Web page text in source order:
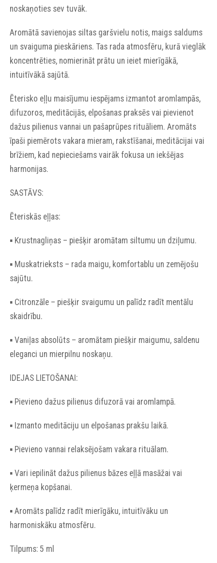
noskaņoties sev tuvāk.
Aromātā savienojas siltas garšvielu notis, maigs saldums
un svaiguma pieskāriens. Tas rada atmosfēru, kurā vieglāk
koncentrēties, nomierināt prātu un ieiet mierīgākā,
intuitīvākā sajūtā.
Ēterisko eļļu maisījumu iespējams izmantot aromlampās,
difuzoros, meditācijās, elpošanas praksēs vai pievienot
dažus pilienus vannai un pašaprūpes rituāliem. Aromāts
īpaši piemērots vakara mieram, rakstīšanai, meditācijai vai
brīžiem, kad nepieciešams vairāk fokusa un iekšējas
harmonijas.
SASTĀVS:
Ēteriskās eļļas:
▪︎ Krustnagliņas – piešķir aromātam siltumu un dziļumu.
▪︎ Muskatrieksts – rada maigu, komfortablu un zemējošu
sajūtu.
▪︎ Citronzāle – piešķir svaigumu un palīdz radīt mentālu
skaidrību.
▪︎ Vaniļas absolūts – aromātam piešķir maigumu, saldenu
eleganci un mierpilnu noskaņu.
IDEJAS LIETOŠANAI:
▪︎ Pievieno dažus pilienus difuzorā vai aromlampā.
▪︎ Izmanto meditāciju un elpošanas prakšu laikā.
▪︎ Pievieno vannai relaksējošam vakara rituālam.
▪︎ Vari iepilināt dažus pilienus bāzes eļļā masāžai vai
ķermeņa kopšanai.
▪︎ Aromāts palīdz radīt mierīgāku, intuitīvāku un
harmoniskāku atmosfēru.
Tilpums: 5 ml